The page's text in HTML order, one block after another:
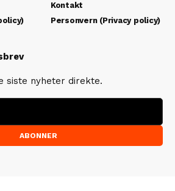
Kontakt
Personvern (Privacy policy)
siste nyheter direkte.
ABONNER